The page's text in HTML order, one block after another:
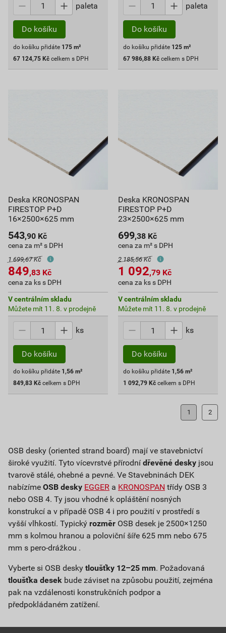
paleta
Do košíku
do košíku přidáte 175 m²
67 124,75 Kč celkem s DPH
paleta
Do košíku
do košíku přidáte 125 m²
67 986,88 Kč celkem s DPH
Deska KRONOSPAN
FIRESTOP P+D
16×2500×625 mm
543,90 Kč
cena za m² s DPH
1 699,67 Kč
849,83 Kč
cena za ks s DPH
V centrálním skladu
Můžete mít 11. 8. v prodejně
ks
Do košíku
do košíku přidáte 1,56 m²
849,83 Kč celkem s DPH
Deska KRONOSPAN
FIRESTOP P+D
23×2500×625 mm
699,38 Kč
cena za m² s DPH
2 185,56 Kč
1 092,79 Kč
cena za ks s DPH
V centrálním skladu
Můžete mít 11. 8. v prodejně
ks
Do košíku
do košíku přidáte 1,56 m²
1 092,79 Kč celkem s DPH
1 2
OSB desky (oriented strand board) mají ve stavebnictví
široké využití. Tyto vícevrstvé přírodní dřevěné desky jsou
tvarově stálé, ohebné a pevné. Ve Stavebninách DEK
nabízíme OSB desky EGGER a KRONOSPAN třídy OSB 3
nebo OSB 4. Ty jsou vhodné k opláštění nosných
konstrukcí a v případě OSB 4 i pro použití v prostředí s
vyšší vlhkostí. Typický rozměr OSB desek je 2500×1250
mm s kolmou hranou a poloviční šíře 625 mm nebo 675
mm s pero-drážkou .
Vyberte si OSB desky tloušťky 12–25 mm. Požadovaná
tloušťka desek bude záviset na způsobu použití, zejména
pak na vzdálenosti konstrukčních podpor a
předpokládaném zatížení.